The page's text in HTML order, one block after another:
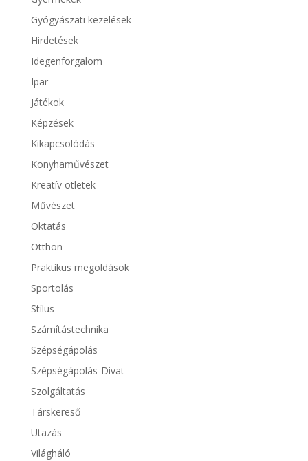
Gyógyászati kezelések
Hirdetések
Idegenforgalom
Ipar
Játékok
Képzések
Kikapcsolódás
Konyhaművészet
Kreatív ötletek
Művészet
Oktatás
Otthon
Praktikus megoldások
Sportolás
Stílus
Számítástechnika
Szépségápolás
Szépségápolás-Divat
Szolgáltatás
Társkereső
Utazás
Világháló